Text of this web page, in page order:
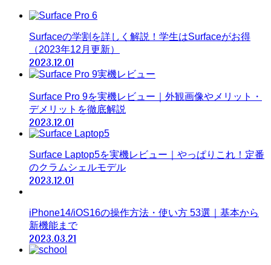
Surfaceの学割を詳しく解説！学生はSurfaceがお得
（2023年12月更新）
2023.12.01
Surface Pro 9を実機レビュー｜外観画像やメリット・
デメリットを徹底解説
2023.12.01
Surface Laptop5を実機レビュー｜やっぱりこれ！定番
のクラムシェルモデル
2023.12.01
iPhone14/iOS16の操作方法・使い方 53選｜基本から
新機能まで
2023.03.21